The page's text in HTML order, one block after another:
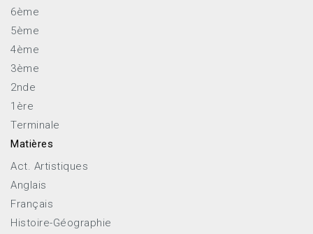
6ème
5ème
4ème
3ème
2nde
1ère
Terminale
Matières
Act. Artistiques
Anglais
Français
Histoire-Géographie